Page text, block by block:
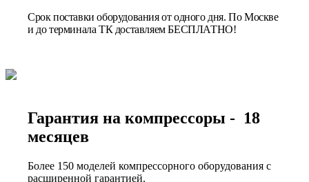
Срок поставки оборудования от одного дня. По Москве
и до терминала ТК доставляем БЕСПЛАТНО!
Гарантия на компрессоры - 18
месяцев
Более 150 моделей компрессорного оборудования с
расширенной гарантией.